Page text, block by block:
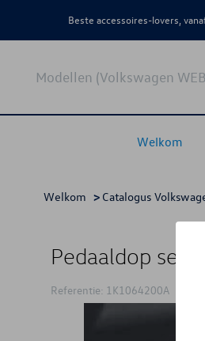
Beste accessoires-lovers,
Modellen (Volkswagen
Welkom
Welkom > Catalogus
Pedaaldop set,
Referentie: 1K1064200A